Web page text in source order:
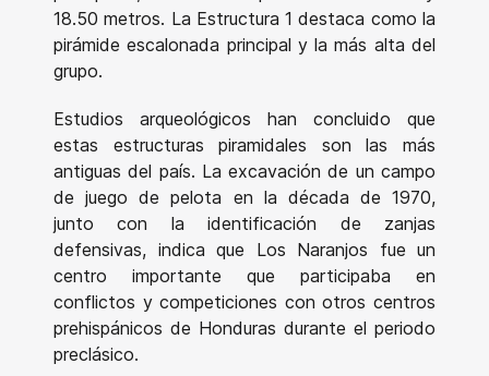
18.50 metros. La Estructura 1 destaca como la
pirámide escalonada principal y la más alta del
grupo.
Estudios arqueológicos han concluido que
estas estructuras piramidales son las más
antiguas del país. La excavación de un campo
de juego de pelota en la década de 1970,
junto con la identificación de zanjas
defensivas, indica que Los Naranjos fue un
centro importante que participaba en
conflictos y competiciones con otros centros
prehispánicos de Honduras durante el periodo
preclásico.